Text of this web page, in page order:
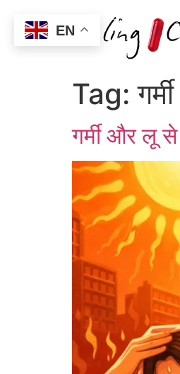
Tag:
गर्मी और लू
EN